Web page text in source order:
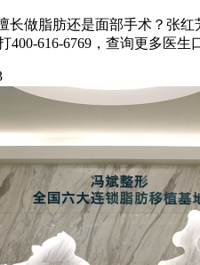
长做脂肪还是面部手术？张
400-616-6769，查询更多医生